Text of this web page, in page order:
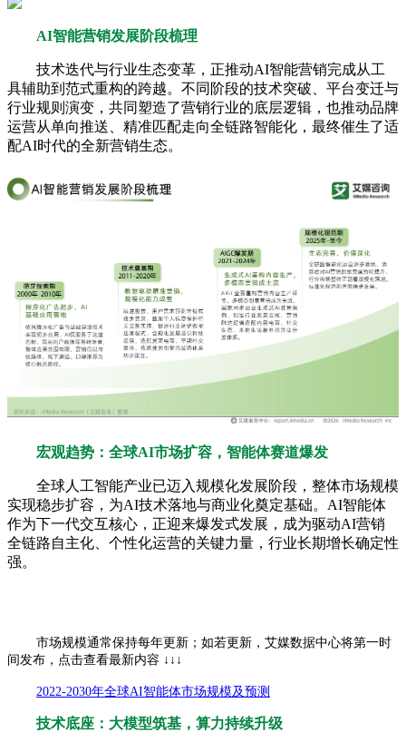
AI智能营销发展阶段梳理
技术迭代与行业生态变革，正推动AI智能营销完成从工
具辅助到范式重构的跨越。不同阶段的技术突破、平台变迁与
行业规则演变，共同塑造了营销行业的底层逻辑，也推动品牌
运营从单向推送、精准匹配走向全链路智能化，最终催生了适
配AI时代的全新营销生态。
宏观趋势：全球AI市场扩容，智能体赛道爆发
全球人工智能产业已迈入规模化发展阶段，整体市场规模
实现稳步扩容，为AI技术落地与商业化奠定基础。AI智能体
作为下一代交互核心，正迎来爆发式发展，成为驱动AI营销
全链路自主化、个性化运营的关键力量，行业长期增长确定性
强。
市场规模通常保持每年更新；如若更新，艾媒数据中心将第一时
间发布，点击查看最新内容 ↓↓↓
2022-2030年全球AI智能体市场规模及预测
技术底座：大模型筑基，算力持续升级